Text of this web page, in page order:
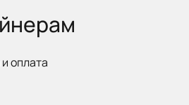
оплата